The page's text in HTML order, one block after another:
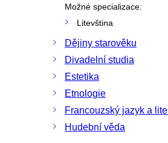
Možné specializace:
Litevština
Dějiny starověku
Divadelní studia
Estetika
Etnologie
Francouzský jazyk a
Hudební věda